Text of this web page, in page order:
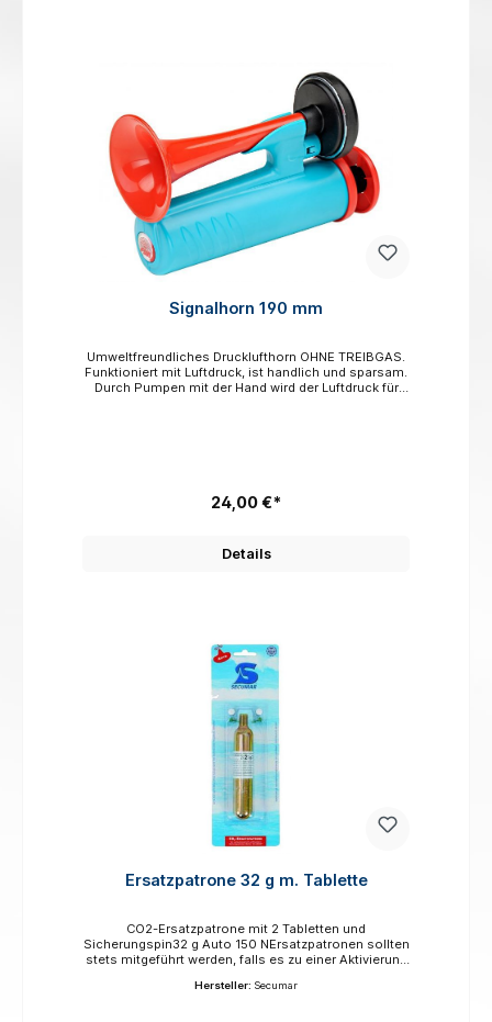
Signalhorn 190 mm
Umweltfreundliches Drucklufthorn OHNE TREIBGAS.
Funktioniert mit Luftdruck, ist handlich und sparsam.
Durch Pumpen mit der Hand wird der Luftdruck für
24,00 €*
Details
Ersatzpatrone 32 g m. Tablette
CO2-Ersatzpatrone mit 2 Tabletten und
Sicherungspin32 g Auto 150 NErsatzpatronen sollten
stets mitgeführt werden, falls es zu einer Aktivierung
wieder klar gemacht werden kann.
Hersteller: Secumar